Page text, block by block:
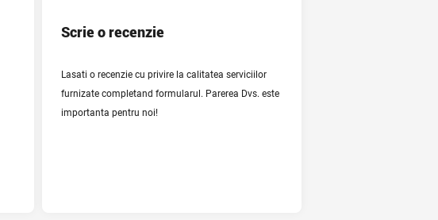
Scrie o recenzie
Lasati o recenzie cu privire la calitatea serviciilor
furnizate completand formularul. Parerea Dvs. este
importanta pentru noi!